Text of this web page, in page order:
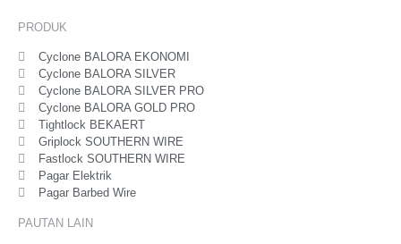
PRODUK
Cyclone BALORA EKONOMI
Cyclone BALORA SILVER
Cyclone BALORA SILVER PRO
Cyclone BALORA GOLD PRO
Tightlock BEKAERT
Griplock SOUTHERN WIRE
Fastlock SOUTHERN WIRE
Pagar Elektrik
Pagar Barbed Wire
PAUTAN LAIN